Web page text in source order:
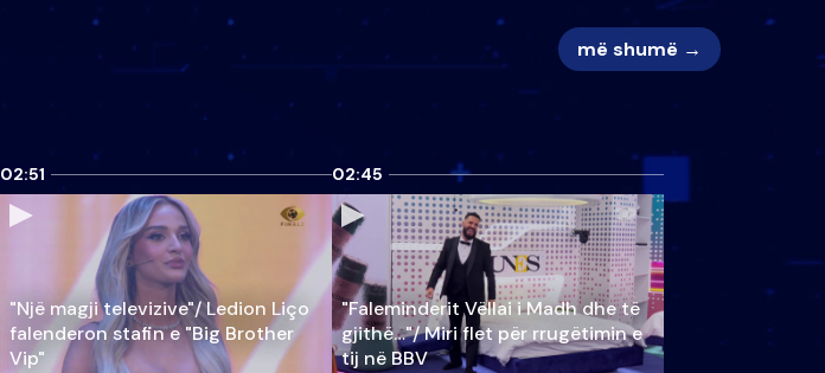
më shumë →
02:51
"Një magji televizive"/ Ledion Liço
falenderon stafin e "Big Brother
Vip"
02:45
"Faleminderit Vëllai i Madh dhe të
gjithë…"/ Miri flet për rrugëtimin e
tij në BBV